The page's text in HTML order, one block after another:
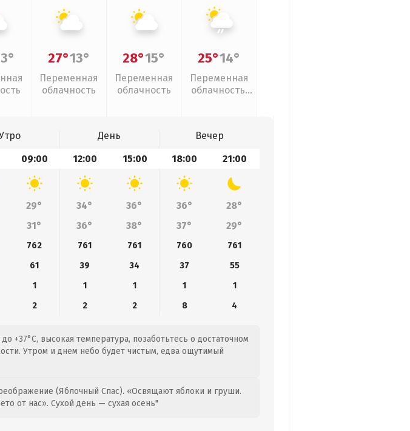
27°13°
Переменная
облачность
28°15°
Переменная
облачность
25°14°
Переменная
облачность,
День
Вечер
09:00 12:00 15:00 18:00 21:00
29° 34° 36° 36°
28°
31° 36° 38° 37° 29°
762 761 761 760
761
61 39 34 37
55
1 1 1 1
1
2 2 2 8 4
+37°C, высокая температура, позаботьтесь о достаточном
Утром и днем небо будет чистым, едва ощутимый
(Яблочный Спас). «Освящают яблоки и груши.
от нас». Сухой день — сухая осень"